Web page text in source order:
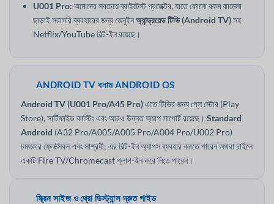
U001 Pro: আমাদের সবচেয়ে ব্রাইটেস্ট প্রজেক্টর, যাতে কোনো রকম ঝামেলা
ছাড়াই সরাসরি ব্যবহারের জন্য জেনুইনঅ্যান্ড্রয়েড টিভি (Android TV)সহ
Netflix/YouTube বিল্ট-ইন রয়েছে।
ANDROID TV বনাম ANDROID OS
Android TV (U001 Pro/A45 Pro)এতে টিভির জন্য প্লে স্টোর (Play
Store), সার্টিফাইড কাস্টিং এবং আরও উন্নত অ্যাপ সাপোর্ট রয়েছে। Standard
Android (A32 Pro/A005/A005 Pro/A004 Pro/U002 Pro)
চমৎকার ফ্লেক্সিবল এবং সাশ্রয়ী; এর বিল্ট-ইন অ্যাপস ব্যবহার করতে পারেন অথবা চাইলে
একটি Fire TV/Chromecast প্লাগ-ইন করে নিতে পারেন।
স্ক্রিন সাইজ ও থ্রো ডিস্ট্যান্স দ্রুত গাইড